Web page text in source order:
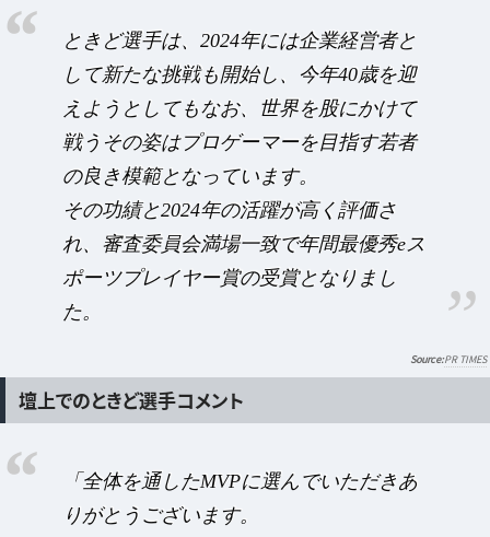
ときど選手は、2024年には企業経営者と
して新たな挑戦も開始し、今年40歳を迎
えようとしてもなお、世界を股にかけて
戦うその姿はプロゲーマーを目指す若者
の良き模範となっています。
その功績と2024年の活躍が高く評価さ
れ、審査委員会満場一致で年間最優秀eス
ポーツプレイヤー賞の受賞となりまし
た。
PR TIMES
壇上でのときど選手コメント
「全体を通したMVPに選んでいただきあ
りがとうございます。